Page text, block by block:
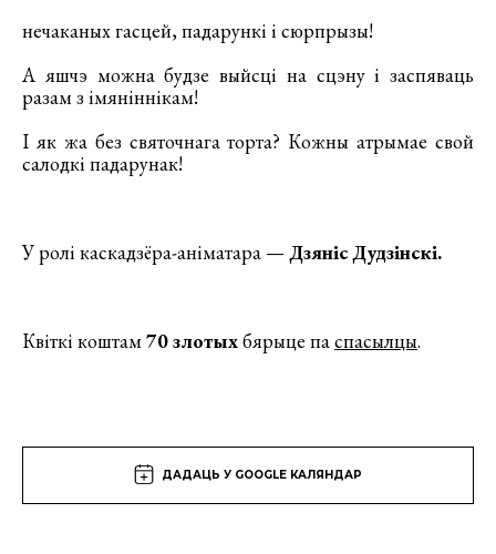
нечаканых гасцей, падарункі і сюрпрызы!
А яшчэ можна будзе выйсці на сцэну і заспяваць
разам з імяніннікам!
І як жа без святочнага торта? Кожны атрымае свой
салодкі падарунак!
У ролі каскадзёра-аніматара — Дзяніс Дудзінскі.
Квіткі коштам70 злотыхбярыце паспасылцы.
ДАДАЦЬ У GOOGLE КАЛЯНДАР